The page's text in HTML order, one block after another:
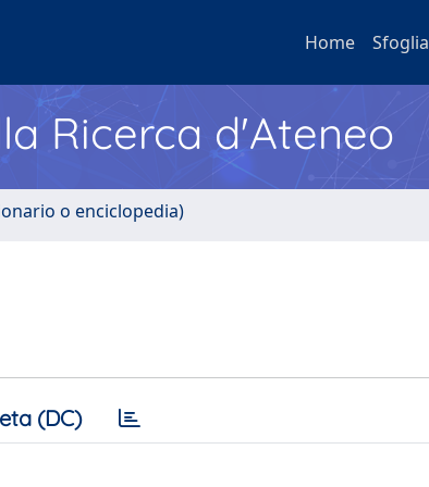
Home Sfoglia
Ricerca d'Ateneo
o enciclopedia)
(DC)